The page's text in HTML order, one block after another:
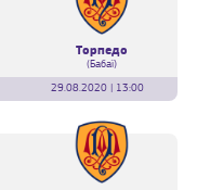
Торпедо
(Бабаї)
29.08.2020 | 13:00